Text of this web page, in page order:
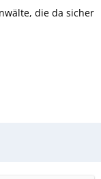
die da sicher